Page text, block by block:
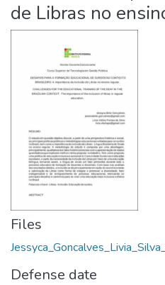
Help
de Libras no
Files
Defense date